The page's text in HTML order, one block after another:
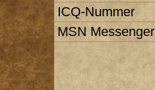
ICQ-Nummer
MSN Messenger